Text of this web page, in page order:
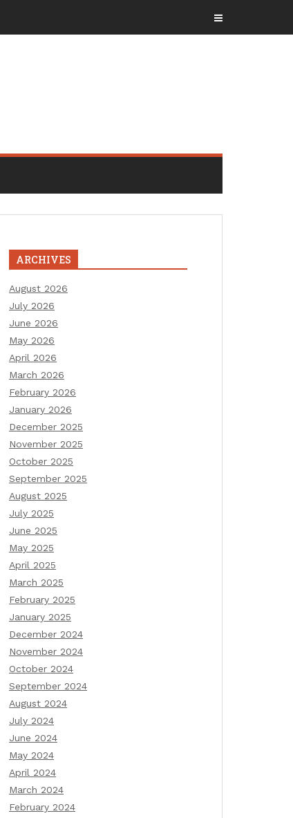
ARCHIVES
August 2026
July 2026
June 2026
May 2026
April 2026
March 2026
February 2026
January 2026
December 2025
November 2025
October 2025
September 2025
August 2025
July 2025
June 2025
May 2025
April 2025
March 2025
February 2025
January 2025
December 2024
November 2024
October 2024
September 2024
August 2024
July 2024
June 2024
May 2024
April 2024
March 2024
February 2024